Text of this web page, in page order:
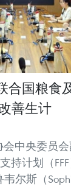
合国粮食
善生计
会中央委员
持计划（
韦尔斯（